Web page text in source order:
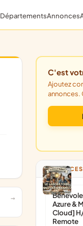
DépartementsAnnonces
C'est
Ajoutez contact, activités, photos et
annonces.
Azure &
Cloud]
Remote